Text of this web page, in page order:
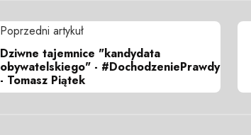
Poprzedni artykuł
Dziwne tajemnice "kandydata
obywatelskiego" - #DochodzeniePrawdy
- Tomasz Piątek